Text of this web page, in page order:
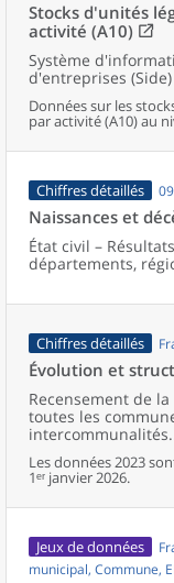
Stocks d'unités
activité (A10)
Système
d'entreprises (Side)
Données sur les
par activité (A10) au
Chiffres détaillés
Naissances et
État civil –
départements,
Chiffres détaillés
Évolution et
Recensement de
toutes les
Les données 2023
1ᵉʳ janvier 2026.
Jeux de données
municipal, Commune,